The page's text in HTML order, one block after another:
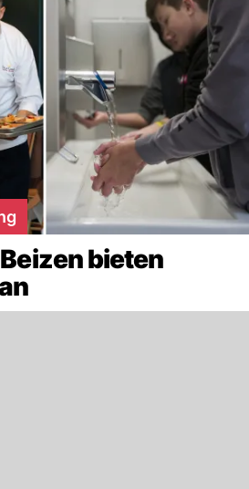
bieten